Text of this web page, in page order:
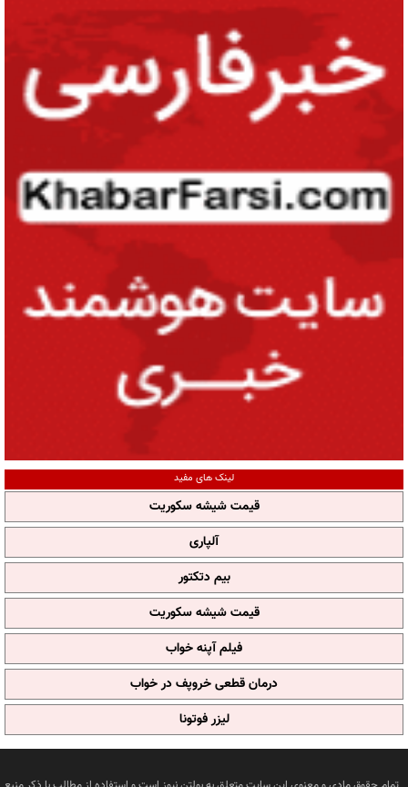
لینک های مفید
قیمت شیشه سکوریت
آلپاری
بیم دتکتور
قیمت شیشه سکوریت
فیلم آپنه خواب
درمان قطعی خروپف در خواب
لیزر فوتونا